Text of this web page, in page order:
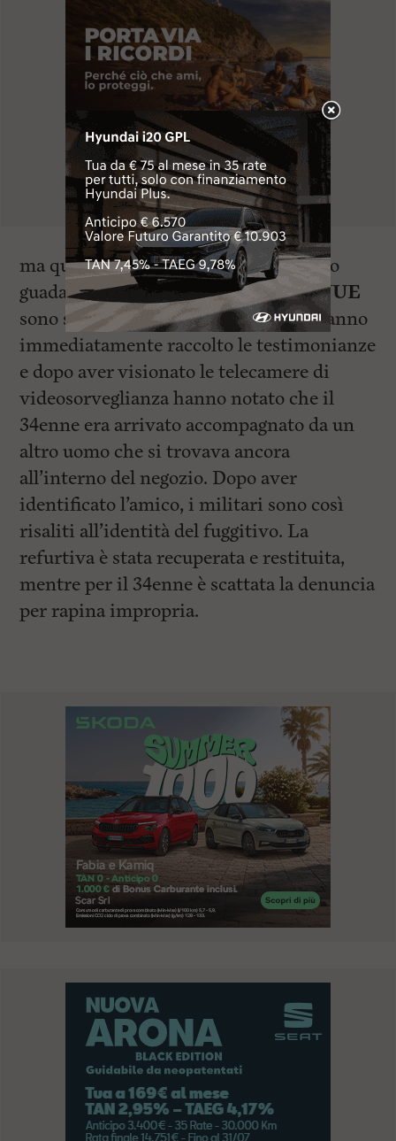
ma quest’ultimo lo avrebbe spintonato
guadagnando la fuga. Tramite il112 NUE
sono stati allertati i carabinieri che hanno
immediatamente raccolto le testimonianze
e dopo aver visionato le telecamere di
videosorveglianza hanno notato che il
34enne era arrivato accompagnato da un
altro uomo che si trovava ancora
all’interno del negozio. Dopo aver
identificato l’amico, i militari sono così
risaliti all’identità del fuggitivo. La
refurtiva è stata recuperata e restituita,
mentre per il 34enne è scattata la denuncia
per rapina impropria.